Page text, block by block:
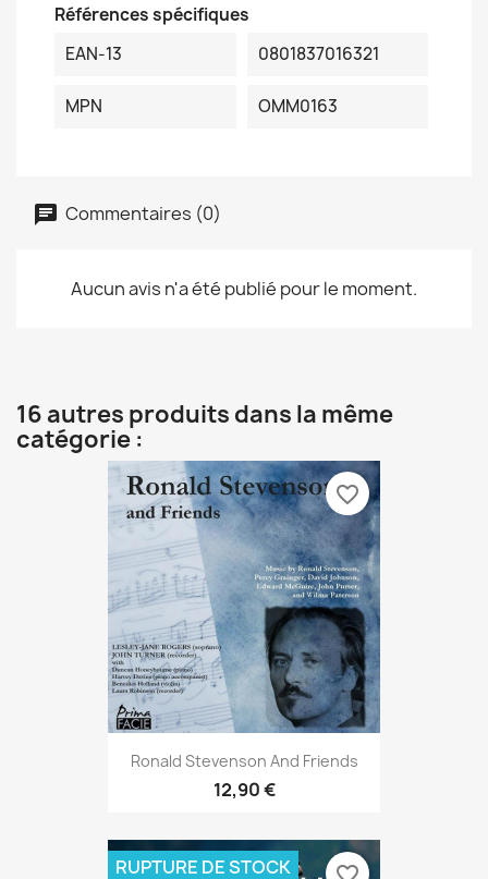
Références spécifiques
EAN-13
0801837016321
MPN OMM0163
Commentaires (0)
Aucun avis n'a été publié pour le moment.
16 autres produits dans la même
catégorie :
Ronald Stevenson And Friends
12,90 €
favorite_border
RUPTURE DE STOCK